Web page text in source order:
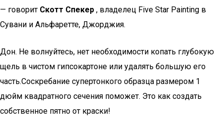
— говорит Скотт Спекер , владелец Five Star Painting в
Сувани и Альфаретте, Джорджия.
Дон. Не волнуйтесь, нет необходимости копать глубокую
щель в чистом гипсокартоне или удалять большую его
часть.Соскребание супертонкого образца размером 1
дюйм квадратного сечения поможет. Это как создать
собственное пятно от краски!